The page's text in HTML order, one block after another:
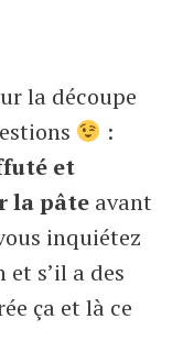
la découpe
:
et
la pâte avant
inquiétez
et s’il a des
ça et là ce